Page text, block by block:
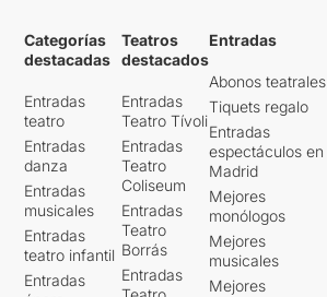
Categorías
destacadas
Entradas
teatro
Entradas
danza
Entradas
musicales
Entradas
teatro infantil
Entradas
Teatros
destacados
Entradas
Teatro Tívoli
Entradas
Teatro
Coliseum
Entradas
Teatro
Borrás
Entradas
Entradas
Abonos teatrales
Tiquets regalo
Entradas
espectáculos en
Madrid
Mejores
monólogos
Mejores
musicales
Mejores